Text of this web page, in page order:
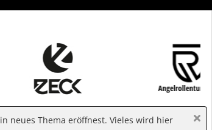
neues Thema eröffnest. Vieles wird hier